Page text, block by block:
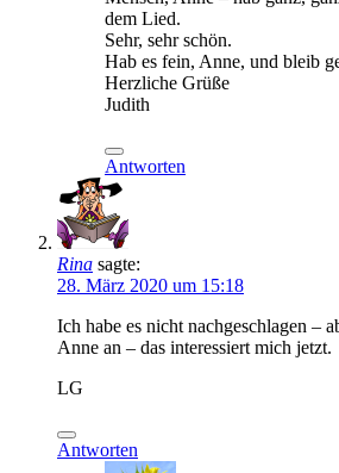
dem Lied.
Sehr, sehr schön.
Hab es fein, Anne, und bleib
Herzliche Grüße
Judith
Antworten
Rina sagte:
28. März 2020 um 15:18
Ich habe es nicht nachgeschlagen –
Anne an – das interessiert mich jetzt.
LG
Antworten